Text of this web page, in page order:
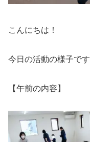
こんにちは！
今日の活動の様子です
【午前の内容】